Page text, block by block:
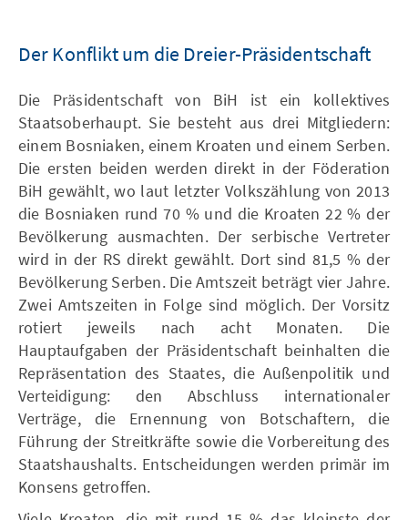
Der Konflikt um die Dreier-Präsidentschaft
Die Präsidentschaft von BiH ist ein kollektives
Staatsoberhaupt. Sie besteht aus drei Mitgliedern:
einem Bosniaken, einem Kroaten und einem Serben.
Die ersten beiden werden direkt in der Föderation
BiH gewählt, wo laut letzter Volkszählung von 2013
die Bosniaken rund 70 % und die Kroaten 22 % der
Bevölkerung ausmachten. Der serbische Vertreter
wird in der RS direkt gewählt. Dort sind 81,5 % der
Bevölkerung Serben. Die Amtszeit beträgt vier Jahre.
Zwei Amtszeiten in Folge sind möglich. Der Vorsitz
rotiert jeweils nach acht Monaten. Die
Hauptaufgaben der Präsidentschaft beinhalten die
Repräsentation des Staates, die Außenpolitik und
Verteidigung: den Abschluss internationaler
Verträge, die Ernennung von Botschaftern, die
Führung der Streitkräfte sowie die Vorbereitung des
Staatshaushalts. Entscheidungen werden primär im
Konsens getroffen.